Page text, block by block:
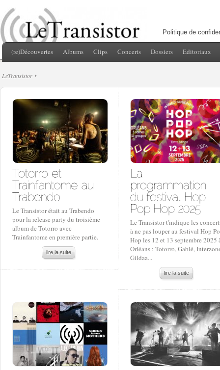
Politique de
(re)Découvertes Albums Clips Concerts Dossiers Editoriaux
LeTransistor
Le Transistor était au Trabendo
pour la release party du troisième
album de Totorro avec
Trainfantome en première partie.
lire la suite
Le Transistor t'indique les
à ne pas louper au festival Hop
Hop les 12 et 13 septembre 2025
Orléans : Totorro, Gablé,
Gildaa...
lire la suite